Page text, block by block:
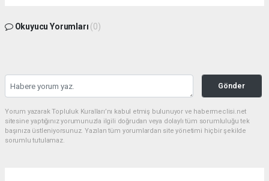
Okuyucu Yorumları (0)
Gönder
Yorum yazarak Topluluk Kuralları’nı kabul etmiş bulunuyor ve habermeclisi.net
sitesine yaptığınız yorumunuzla ilgili doğrudan veya dolaylı tüm sorumluluğu tek
başınıza üstleniyorsunuz. Yazılan tüm yorumlardan site yönetimi hiçbir şekilde
sorumlu tutulamaz.